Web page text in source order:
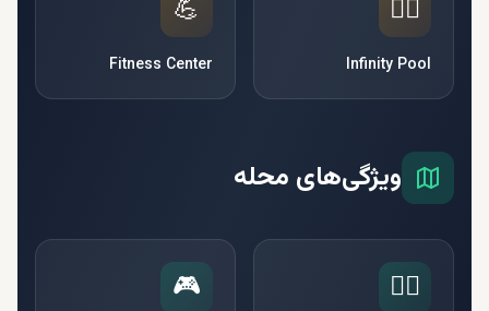
🏊‍♂️
Infinity Pool
💪
Fitness Center
ویژگی‌های محله
🧘‍♀️
🎮